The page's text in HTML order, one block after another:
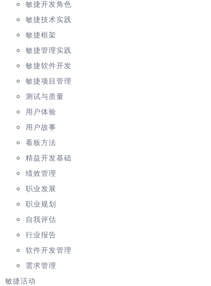
敏捷开发角色
敏捷技术实践
敏捷框架
敏捷管理实践
敏捷软件开发
敏捷项目管理
测试与质量
用户体验
用户故事
看板方法
精益开发基础
绩效管理
职业发展
职业规划
自我评估
行业报告
软件开发管理
需求管理
敏捷活动